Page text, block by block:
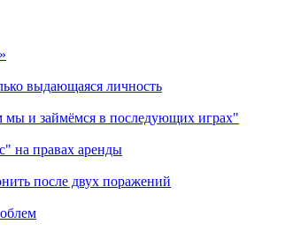
выдающаяся личность
и займёмся в последующих играх"
на правах аренды
после двух поражений